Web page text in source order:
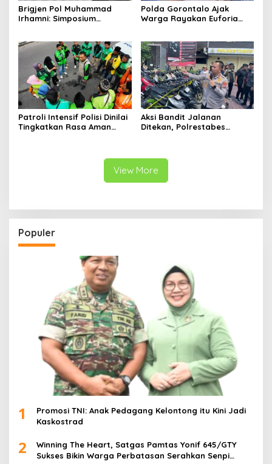
Brigjen Pol Muhammad
Irhamni: Simposium
Penegakan Hukum
Lingkungan
Polda Gorontalo Ajak
Warga Rayakan Euforia
Patroli Intensif Polisi Dinilai
Tingkatkan Rasa Aman
Aksi Bandit Jalanan
Ditekan, Polrestabes
View More
Populer
1
Promosi TNI: Anak Pedagang Kelontong itu Kini Jadi
Kaskostrad
2
Winning The Heart, Satgas Pamtas Yonif 645/GTY
Sukses Bikin Warga Perbatasan Serahkan Senpi